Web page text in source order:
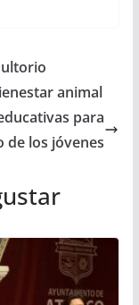
animal
para
los jóvenes